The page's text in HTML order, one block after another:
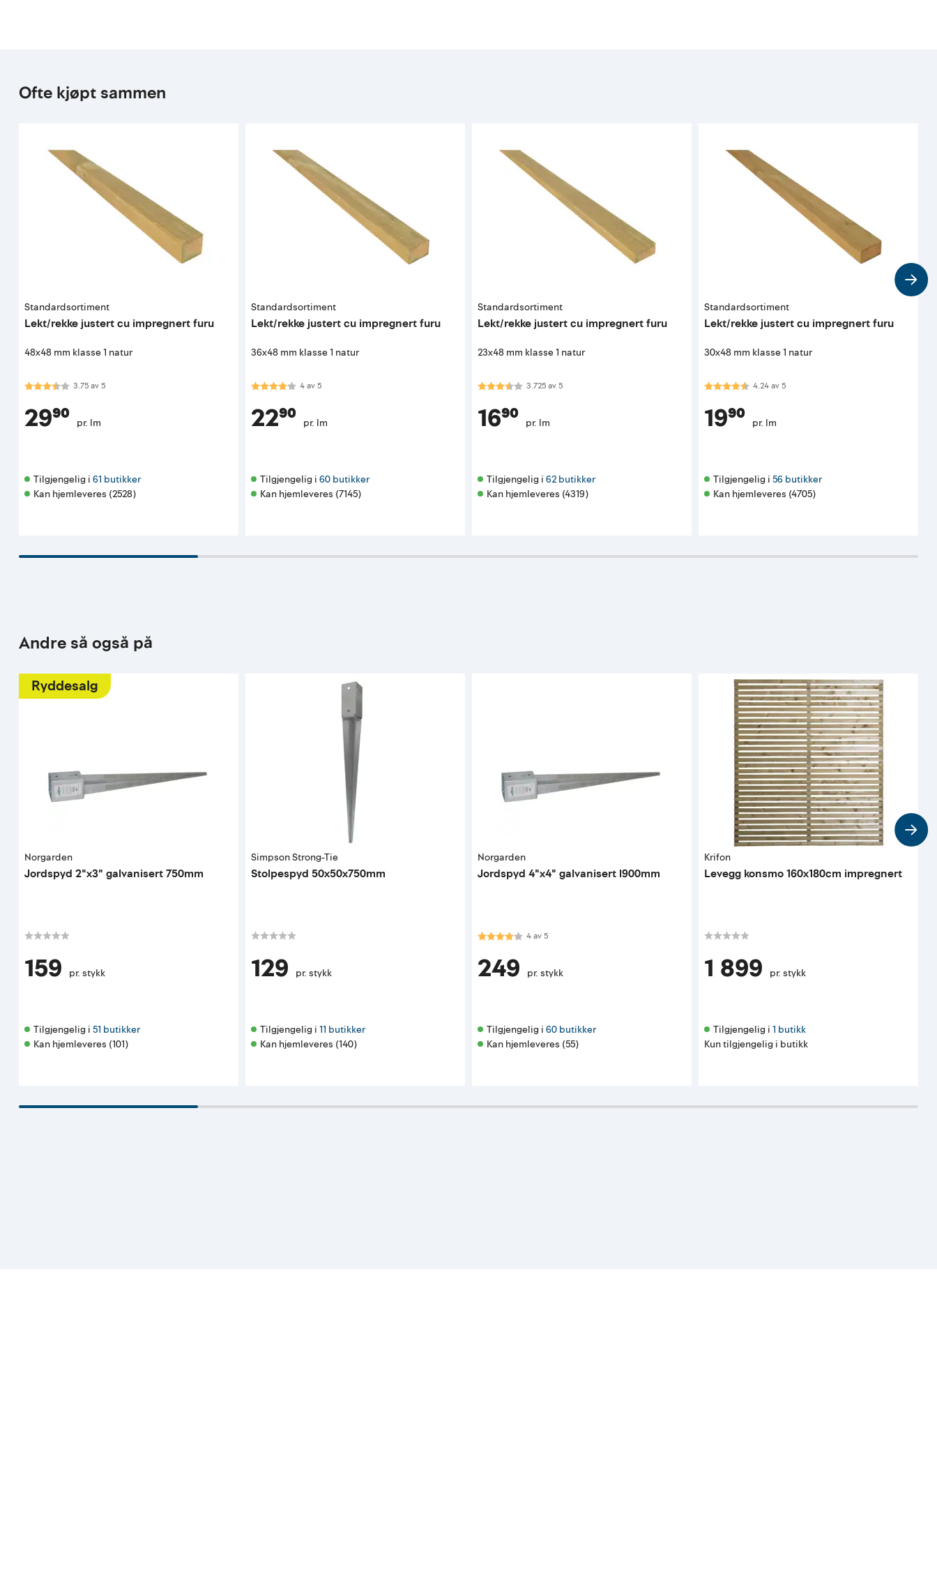
Ofte kjøpt sammen
Standardsortiment
Lekt/rekke justert cu impregnert furu
48x48 mm klasse 1 natur
Karakter:3.8 av 5 mulige
3.75av5
29⁹⁰ pr. lm
Tilgjengelig i 61 butikker
Kan hjemleveres (2528)
Standardsortiment
Lekt/rekke justert cu impregnert furu
36x48 mm klasse 1 natur
Karakter:4.0 av 5 mulige
4av5
22⁹⁰ pr. lm
Tilgjengelig i 60 butikker
Kan hjemleveres (7145)
Standardsortiment
Lekt/rekke justert cu impregnert furu
23x48 mm klasse 1 natur
Karakter:3.7 av 5 mulige
3.725av5
16⁹⁰ pr. lm
Tilgjengelig i 62 butikker
Kan hjemleveres (4319)
Standardsortiment
Lekt/rekke justert cu impregnert furu
30x48 mm klasse 1 natur
Karakter:4.2 av 5 mulige
4.24av5
19⁹⁰ pr. lm
Tilgjengelig i 56 butikker
Kan hjemleveres (4705)
Andre så også på
Ryddesalg
Norgarden
Jordspyd 2"x3" galvanisert 750mm
159 pr. stykk
Tilgjengelig i 51 butikker
Kan hjemleveres (101)
Simpson Strong-Tie
Stolpespyd 50x50x750mm
129 pr. stykk
Tilgjengelig i 11 butikker
Kan hjemleveres (140)
Norgarden
Jordspyd 4"x4" galvanisert l900mm
Karakter:4.0 av 5 mulige
4av5
249 pr. stykk
Tilgjengelig i 60 butikker
Kan hjemleveres (55)
Krifon
Levegg konsmo 160x180cm impregnert
1 899 pr. stykk
Tilgjengelig i 1 butikk
Kun tilgjengelig i butikk